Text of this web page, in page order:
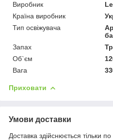
Виробник
Країна виробник
Тип освіжувача
Запах
Об`єм
Вага
Приховати
Умови доставки
Доставка здійснюється тільки